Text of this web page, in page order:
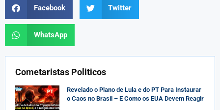
Facebook Twitter
WhatsApp
Cometaristas Politicos
Revelado o Plano de Lula e do PT Para Instaurar
o Caos no Brasil – E Como os EUA Devem Reagir